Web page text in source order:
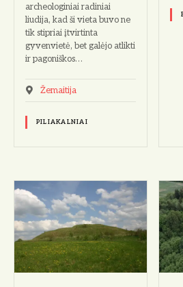
archeologiniai radiniai
liudija, kad ši vieta buvo ne
tik stipriai įtvirtinta
gyvenvietė, bet galėjo atlikti
ir pagoniškos…
Žemaitija
PILIAKALNIAI